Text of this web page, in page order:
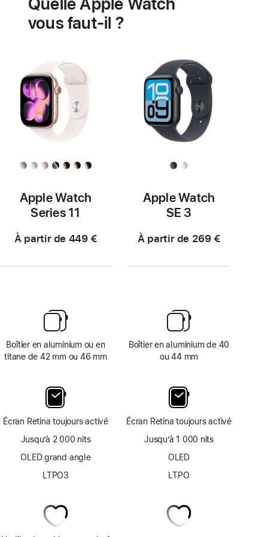
vous faut-il ?
Apple Watch
Series 11
À partir de 449 €
Boîtier en aluminium ou en
titane de 42 mm ou 46 mm
Écran Retina toujours activé
Jusqu’à 2 000 nits
OLED grand angle
LTPO3
Apple Watch
SE 3
À partir de 269 €
Boîtier en aluminium de 40
ou 44 mm
Écran Retina toujours activé
Jusqu’à 1 000 nits
OLED
LTPO